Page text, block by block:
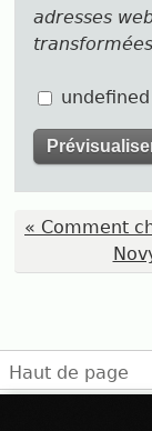
adresses
undefined
« Comment
Haut de page